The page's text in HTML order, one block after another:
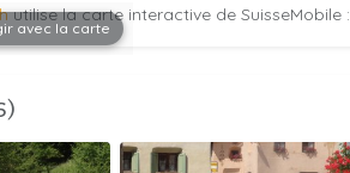
avec la carte
utilise la carte interactive de SuisseMobile :